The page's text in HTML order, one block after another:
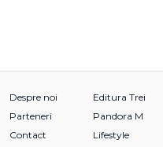
Despre noi
Parteneri
Contact
Editura Trei
Pandora M
Lifestyle